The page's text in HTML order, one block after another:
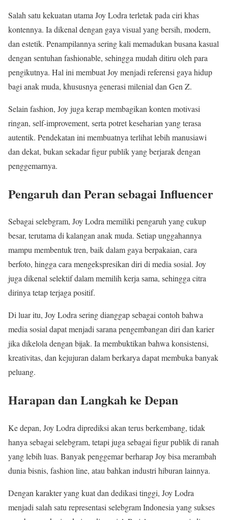
Salah satu kekuatan utama Joy Lodra terletak pada ciri khas
kontennya. Ia dikenal dengan gaya visual yang bersih, modern,
dan estetik. Penampilannya sering kali memadukan busana kasual
dengan sentuhan fashionable, sehingga mudah ditiru oleh para
pengikutnya. Hal ini membuat Joy menjadi referensi gaya hidup
bagi anak muda, khususnya generasi milenial dan Gen Z.
Selain fashion, Joy juga kerap membagikan konten motivasi
ringan, self-improvement, serta potret keseharian yang terasa
autentik. Pendekatan ini membuatnya terlihat lebih manusiawi
dan dekat, bukan sekadar figur publik yang berjarak dengan
penggemarnya.
Pengaruh dan Peran sebagai Influencer
Sebagai selebgram, Joy Lodra memiliki pengaruh yang cukup
besar, terutama di kalangan anak muda. Setiap unggahannya
mampu membentuk tren, baik dalam gaya berpakaian, cara
berfoto, hingga cara mengekspresikan diri di media sosial. Joy
juga dikenal selektif dalam memilih kerja sama, sehingga citra
dirinya tetap terjaga positif.
Di luar itu, Joy Lodra sering dianggap sebagai contoh bahwa
media sosial dapat menjadi sarana pengembangan diri dan karier
jika dikelola dengan bijak. Ia membuktikan bahwa konsistensi,
kreativitas, dan kejujuran dalam berkarya dapat membuka banyak
peluang.
Harapan dan Langkah ke Depan
Ke depan, Joy Lodra diprediksi akan terus berkembang, tidak
hanya sebagai selebgram, tetapi juga sebagai figur publik di ranah
yang lebih luas. Banyak penggemar berharap Joy bisa merambah
dunia bisnis, fashion line, atau bahkan industri hiburan lainnya.
Dengan karakter yang kuat dan dedikasi tinggi, Joy Lodra
menjadi salah satu representasi selebgram Indonesia yang sukses